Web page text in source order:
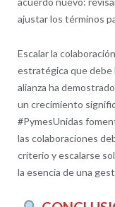
ajustar los términos
Escalar la
estratégica que debe
alianza ha
un crecimiento
#PymesUnidas
las colaboraciones
criterio y escalarse
la esencia de una